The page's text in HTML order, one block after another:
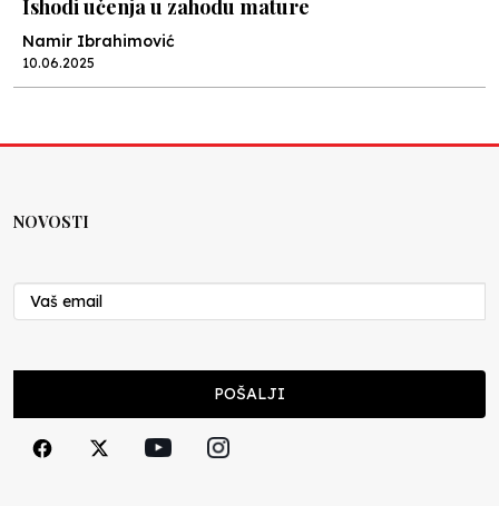
Ishodi učenja u zahodu mature
Namir Ibrahimović
10.06.2025
Nenad Veličković
29.10.2024
Cuke i djeca
NOVOSTI
POŠALJI